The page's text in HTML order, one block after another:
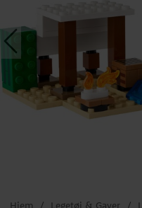
Hjem Legetøj & Gaver